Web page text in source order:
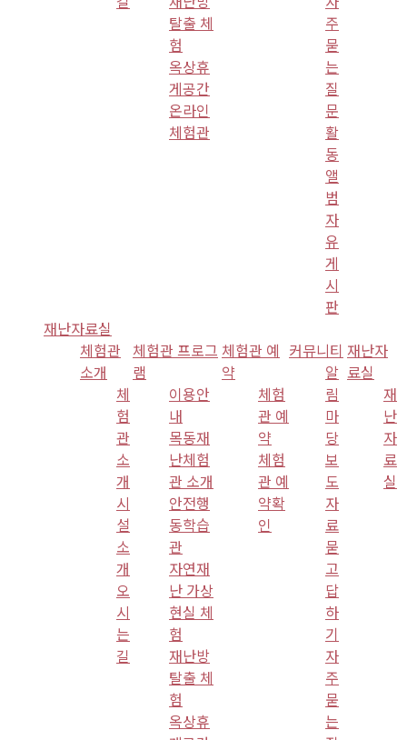
탈출 체
험
옥상휴
게공간
온라인
체험관
주
묻
는
질
문
활
동
앨
범
자
유
게
시
판
재난자료실
체험관
소개
체
험
관
소
개
시
설
소
개
오
시
는
길
체험관 프로그
램
이용안
내
목동재
난체험
관 소개
안전행
동학습
관
자연재
난 가상
현실 체
험
재난방
탈출 체
험
옥상휴
체험관 예
약
체험
관 예
약
체험
관 예
약확
인
커뮤니티
알
림
마
당
보
도
자
료
묻
고
답
하
기
자
주
묻
는
재난자
료실
재
난
자
료
실